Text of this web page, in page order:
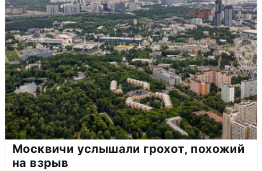
Москвичи услышали грохот, похожий
на взрыв